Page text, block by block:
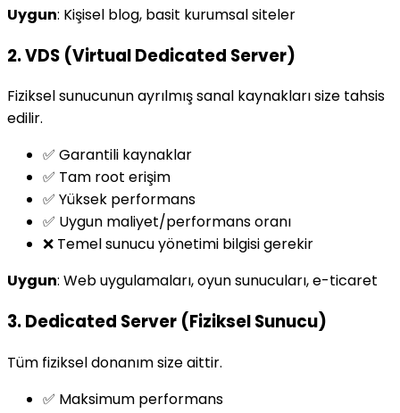
Uygun: Kişisel blog, basit kurumsal siteler
2. VDS (Virtual Dedicated Server)
Fiziksel sunucunun ayrılmış sanal kaynakları size tahsis
edilir.
✅ Garantili kaynaklar
✅ Tam root erişim
✅ Yüksek performans
✅ Uygun maliyet/performans oranı
❌ Temel sunucu yönetimi bilgisi gerekir
Uygun: Web uygulamaları, oyun sunucuları, e-ticaret
3. Dedicated Server (Fiziksel Sunucu)
Tüm fiziksel donanım size aittir.
✅ Maksimum performans